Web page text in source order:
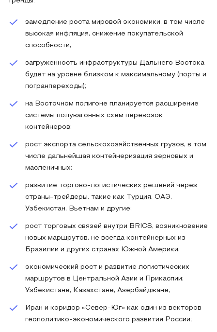
замедление роста мировой экономики, в том числе
высокая инфляция, снижение покупательской
способности;
загруженность инфраструктуры Дальнего Востока
будет на уровне близком к максимальному (порты и
погранпереходы);
на Восточном полигоне планируется расширение
системы полувагонных схем перевозок
контейнеров;
рост экспорта сельскохозяйственных грузов, в том
числе дальнейшая контейнеризация зерновых и
масленичных;
развитие торгово-логистических решений через
страны-трейдеры, такие как Турция, ОАЭ,
Узбекистан, Вьетнам и другие;
рост торговых связей внутри BRICS, возникновение
новых маршрутов, не всегда контейнерных из
Бразилии и других странах Южной Америки;
экономический рост и развитие логистических
маршрутов в Центральной Азии и Прикаспии;
Узбекистане, Казахстане, Азербайджане;
Иран и коридор «Север-Юг» как один из векторов
геополитико-экономического развития России;